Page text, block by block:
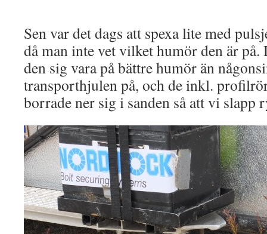
Sen var det dags att spexa lite med
då man inte vet vilket humör den är på.
den sig vara på bättre humör än
transporthjulen på, och de inkl.
borrade ner sig i sanden så att vi slapp